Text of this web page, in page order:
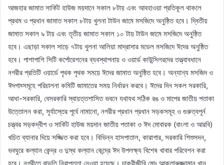
আজহার জামাত সার্কিট হাউজ ময়দানে সকাল ৮টায় এবং আবহাওয়া প্রতিকূল থাকলে
প্রথম ও প্রধান জামাত সকাল ৮টায় খুলনা টাউন জামে মসজিদে অনুষ্ঠিত হবে। দ্বিতীয়
জামাত সকাল ৯ টায় এবং তৃতীয় জামাত সকাল ১০ টায় টাউন জামে মসজিদে অনুষ্ঠিত
হবে। এছাড়া সকাল সাড়ে ৭টায় খুলনা আলিয়া মাদ্রাসার মডেল মসজিদে ঈদের অনুষ্ঠিত
হবে। পাশাপাশি সিটি কর্পোরেশনের ব্যবস্থাপনায় ও ওয়ার্ড কাউন্সিলরদের তত্ত্বাবধানে
নগরীর প্রতিটি ওয়ার্ডে পৃথক পৃথক সময়ে ঈদের জামাত অনুষ্ঠিত হবে। অন্যান্য মসজিদ ও
ঈদগাহ্সমূহে পরিচালনা কমিটি জামাতের সময় নির্ধারন করবে। ঈদের দিন সকল সরকারি,
আধা-সরকারি, বেসরকারি স্বায়ত্তশাসিত ভবনে যথাযথ সঠিক রঙ ও মাপের জাতীয় পতাকা
উত্তোলন করা, সূর্যাস্তের পূর্বে নামানো, নগরীর প্রধান প্রধান সড়কসমূহ ও গুরুত্বপূর্ন
চত্ত্বর সড়কদ্বীপ ও সার্কিট হাউজ ময়দান জাতীয় পতাকা ও ঈদ মোবারক (বাংলা ও আরবি)
খচিত ব্যানার দিয়ে সজ্জিত করা হবে। বিভিন্ন হাসপাতাল, কারাগার, সরকারি শিশুসদন,
ভবঘুরে কল্যান কেন্দ্র ও দুস্থ কল্যান কেন্দ্রে ঈদ উপলক্ষ্য বিশেষ খাবার পরিবেশন করা
হবে। নগরীতে বাড়তি নিরাপত্তা নেওয়া হয়েছে। চাকুরীজীবি মোঃ আকতারুজ্জামান খান